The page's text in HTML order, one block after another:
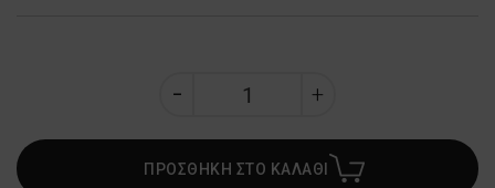
ΠΡΟΣΘΗΚΗ ΣΤΟ ΚΑΛΑΘΙ